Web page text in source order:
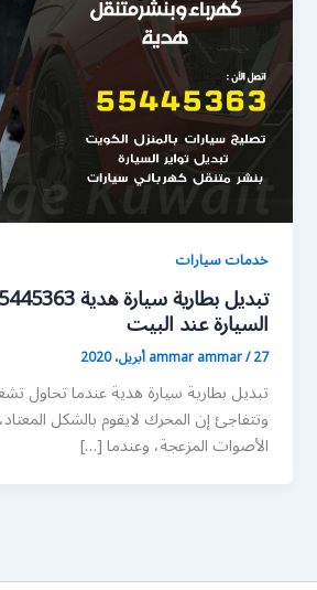
خدمات سيارات
السيارة عند البيت
ammar ammar/27 أبريل، 2020
تبديل بطارية سيارة هدية عندما تحاول
وتتفاجئ إن المحرك لايقوم بالشكل
الأصوات المزعجة، وعندما […]